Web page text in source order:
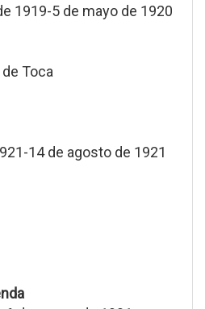
1919-5 de mayo de 1920
Toca
14 de agosto de 1921